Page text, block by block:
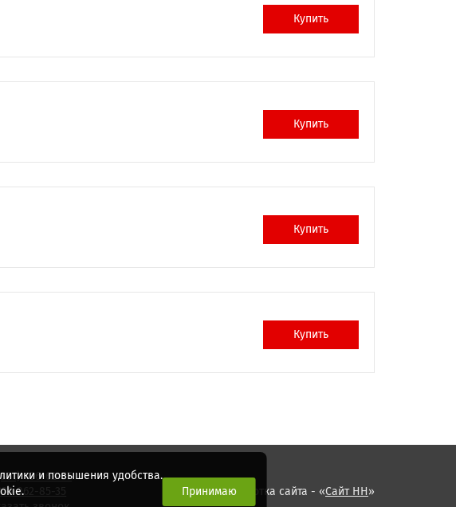
Купить
Купить
Купить
Купить
436-62-57
062-85-35
Разработка сайта - «Сайт НН»
и повышения удобства.
Принимаю